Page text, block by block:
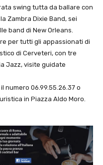
swing tutta da ballare con
Zambra Dixie Band, sei
band di New Orleans.
per tutti gli appassionati di
di Cerveteri, con tre
Jazz, visite guidate
numero 06.99.55.26.37 o
in Piazza Aldo Moro.